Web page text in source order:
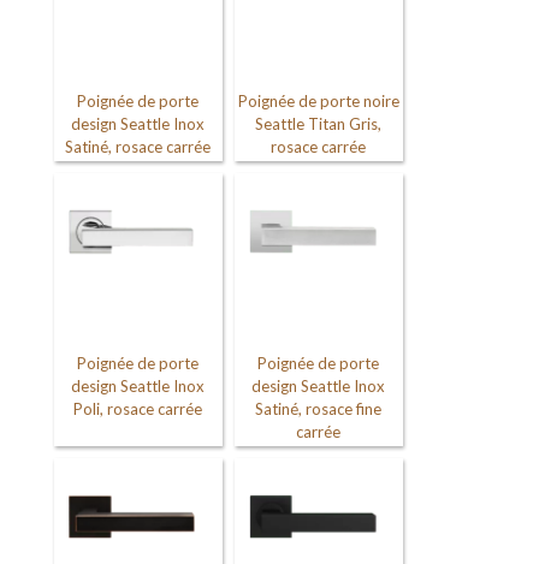
Poignée de porte
design Seattle Inox
Satiné, rosace carrée
Poignée de porte noire
Seattle Titan Gris,
rosace carrée
Poignée de porte
design Seattle Inox
Poli, rosace carrée
Poignée de porte
design Seattle Inox
Satiné, rosace fine
carrée